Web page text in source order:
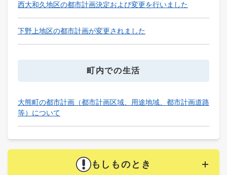
西大和久地区の都市計画決定および変更を行いました
下野上地区の都市計画が変更されました
町内での生活
大熊町の都市計画（都市計画区域、用途地域、都市計画道路
等）について
もしものとき